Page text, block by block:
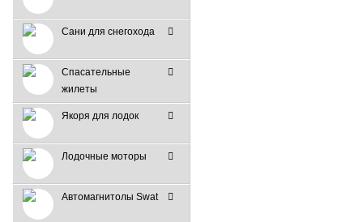
Сани для снегохода
Спасательные
жилеты
Якоря для лодок
Лодочные моторы
Автомагнитолы Swat